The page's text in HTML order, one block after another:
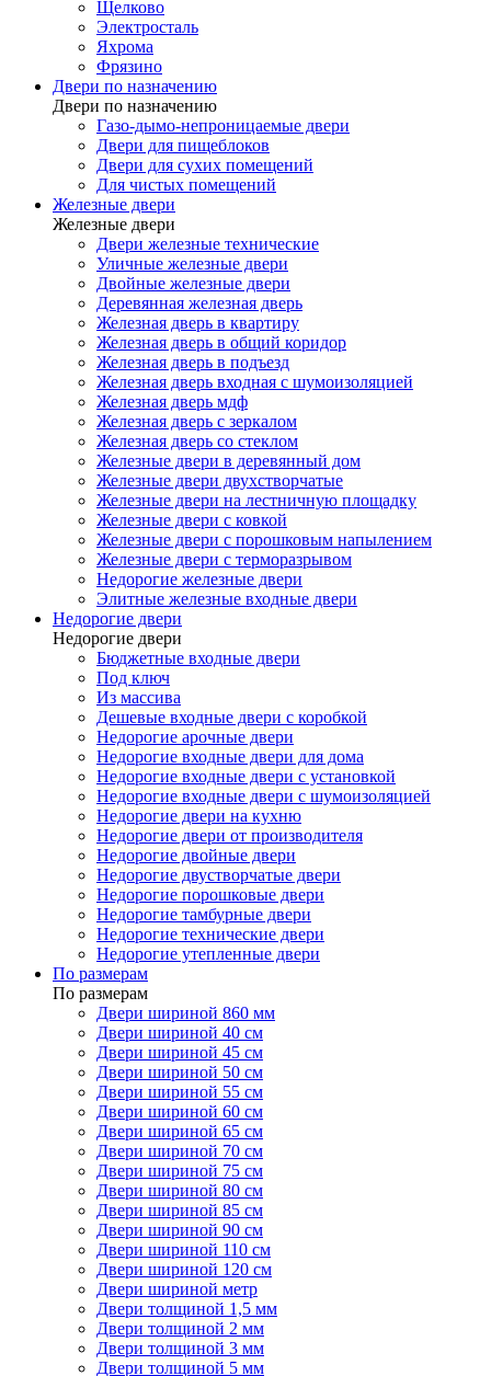
Щелково
Электросталь
Яхрома
Фрязино
Двери по назначению
Двери по назначению
Газо-дымо-непроницаемые двери
Двери для пищеблоков
Двери для сухих помещений
Для чистых помещений
Железные двери
Железные двери
Двери железные технические
Уличные железные двери
Двойные железные двери
Деревянная железная дверь
Железная дверь в квартиру
Железная дверь в общий коридор
Железная дверь в подъезд
Железная дверь входная с шумоизоляцией
Железная дверь мдф
Железная дверь с зеркалом
Железная дверь со стеклом
Железные двери в деревянный дом
Железные двери двухстворчатые
Железные двери на лестничную площадку
Железные двери с ковкой
Железные двери с порошковым напылением
Железные двери с терморазрывом
Недорогие железные двери
Элитные железные входные двери
Недорогие двери
Недорогие двери
Бюджетные входные двери
Под ключ
Из массива
Дешевые входные двери с коробкой
Недорогие арочные двери
Недорогие входные двери для дома
Недорогие входные двери с установкой
Недорогие входные двери с шумоизоляцией
Недорогие двери на кухню
Недорогие двери от производителя
Недорогие двойные двери
Недорогие двустворчатые двери
Недорогие порошковые двери
Недорогие тамбурные двери
Недорогие технические двери
Недорогие утепленные двери
По размерам
По размерам
Двери шириной 860 мм
Двери шириной 40 см
Двери шириной 45 см
Двери шириной 50 см
Двери шириной 55 см
Двери шириной 60 см
Двери шириной 65 см
Двери шириной 70 см
Двери шириной 75 см
Двери шириной 80 см
Двери шириной 85 см
Двери шириной 90 см
Двери шириной 110 см
Двери шириной 120 см
Двери шириной метр
Двери толщиной 1,5 мм
Двери толщиной 2 мм
Двери толщиной 3 мм
Двери толщиной 5 мм